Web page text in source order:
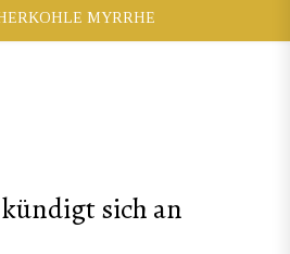
MYRRHE
sich an